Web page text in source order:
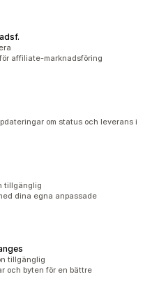
affiliate-marknadsföring
om status och leverans i
tillgänglig
dina egna anpassade
tillgänglig
och byten för en bättre